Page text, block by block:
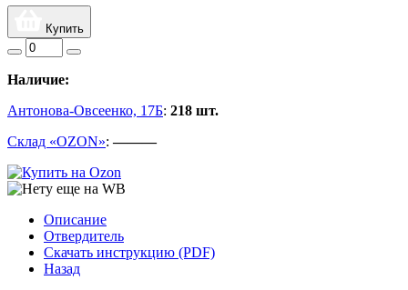
Купить
Наличие:
Антонова-Овсеенко, 17Б: 218 шт.
Склад «OZON»:———
Описание
Отвердитель
Скачать инструкцию (PDF)
Назад